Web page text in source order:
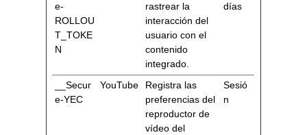
e-
ROLLOU
T_TOKE
N
rastrear la
interacción del
usuario con el
contenido
integrado.
días
__Secur
e-YEC
YouTube
Registra las
preferencias del
reproductor de
vídeo del
Sesió
n